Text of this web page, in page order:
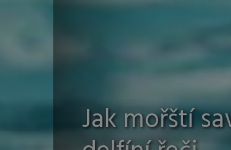
Jak mořští